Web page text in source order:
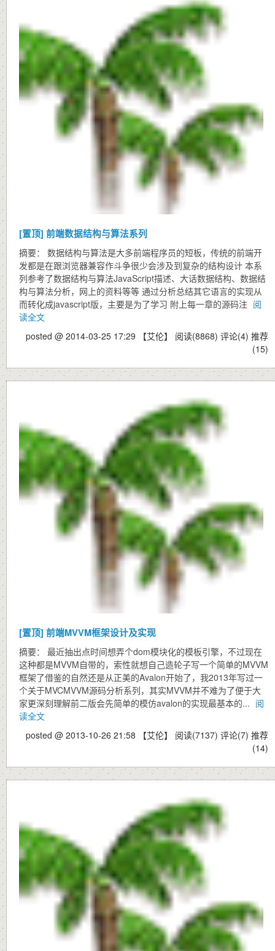
[置顶] 前端数据结构与算法系列
摘要： 数据结构与算法是大多前端程序员的短板，传统的前端开
发都是在跟浏览器兼容作斗争很少会涉及到复杂的结构设计 本系
列参考了数据结构与算法JavaScript描述、大话数据结构、数据结
构与算法分析，网上的资料等等 通过分析总结其它语言的实现从
而转化成javascript版，主要是为了学习 附上每一章的源码注 阅
读全文
posted @ 2014-03-25 17:29 【艾伦】 阅读(8868) 评论(4) 推荐
(15)
[置顶] 前端MVVM框架设计及实现
摘要： 最近抽出点时间想弄个dom模块化的模板引擎，不过现在
这种都是MVVM自带的，索性就想自己造轮子写一个简单的MVVM
框架了借鉴的自然还是从正美的Avalon开始了，我2013年写过一
个关于MVCMVVM源码分析系列，其实MVVM并不难为了便于大
家更深刻理解前二版会先简单的模仿avalon的实现最基本的... 阅
读全文
posted @ 2013-10-26 21:58 【艾伦】 阅读(7137) 评论(7) 推荐
(14)